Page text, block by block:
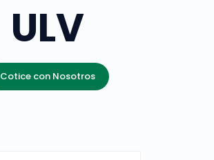
ULV
Cotice con Nosotros